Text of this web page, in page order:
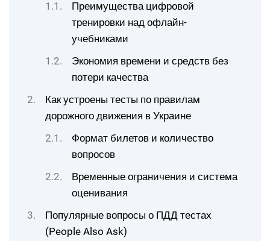
Преимущества цифровой
тренировки над офлайн-
учебниками
Экономия времени и средств без
потери качества
Как устроены тесты по правилам
дорожного движения в Украине
Формат билетов и количество
вопросов
Временные ограничения и система
оценивания
Популярные вопросы о ПДД тестах
(People Also Ask)